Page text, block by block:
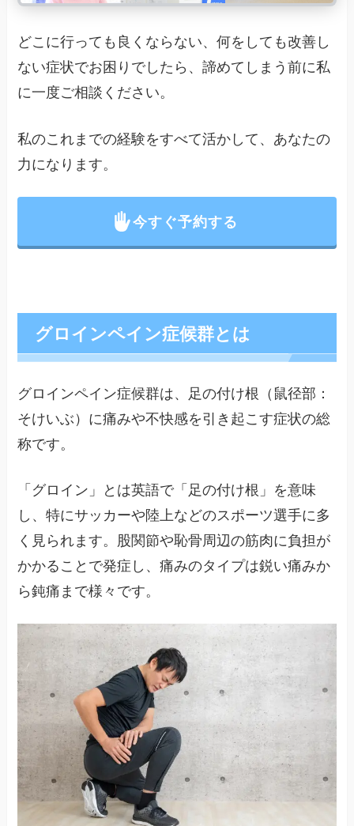
どこに行っても良くならない、何をしても改善し
ない症状でお困りでしたら、諦めてしまう前に私
に一度ご相談ください。
私のこれまでの経験をすべて活かして、あなたの
力になります。
今すぐ予約する
グロインペイン症候群とは
グロインペイン症候群は、足の付け根（鼠径部：
そけいぶ）に痛みや不快感を引き起こす症状の総
称です。
「グロイン」とは英語で「足の付け根」を意味
し、特にサッカーや陸上などのスポーツ選手に多
く見られます。股関節や恥骨周辺の筋肉に負担が
かかることで発症し、痛みのタイプは鋭い痛みか
ら鈍痛まで様々です。